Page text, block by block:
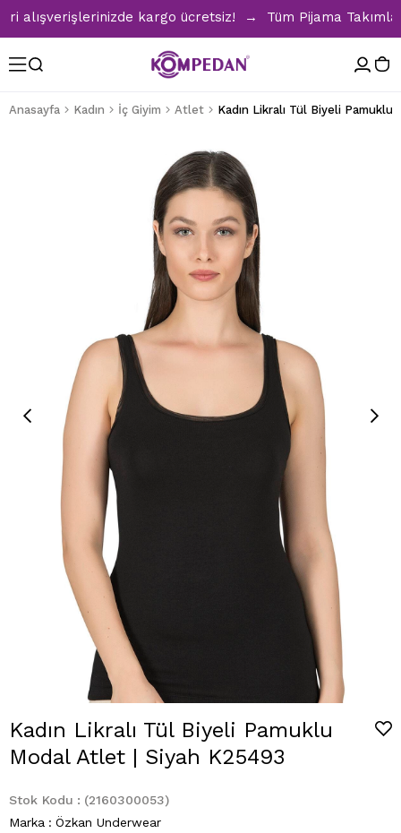
kargo ücretsiz! → Tüm Pijama
Anasayfa Kadın İç Giyim Atlet
Kadın Likralı Tül Biyeli Pamuklu
Modal Atlet | Siyah K25493
Stok Kodu
(2160300053)
Marka : Özkan Underwear